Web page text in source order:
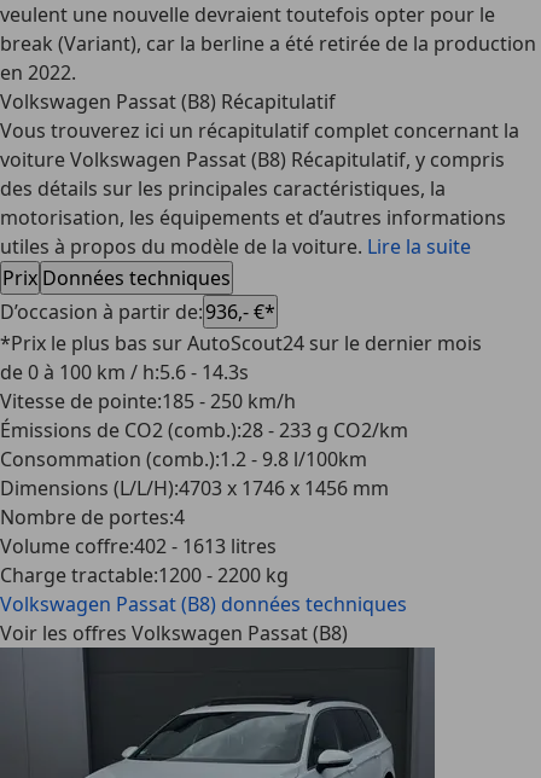
veulent une nouvelle devraient toutefois opter pour le
break (Variant), car la berline a été retirée de la production
en 2022.
Volkswagen Passat (B8) Récapitulatif
Vous trouverez ici un récapitulatif complet concernant la
voiture Volkswagen Passat (B8) Récapitulatif, y compris
des détails sur les principales caractéristiques, la
motorisation, les équipements et d’autres informations
utiles à propos du modèle de la voiture. Lire la suite
Prix Données techniques
D’occasion à partir de:936,- €*
*Prix le plus bas sur AutoScout24 sur le dernier mois
de 0 à 100 km / h:5.6 - 14.3s
Vitesse de pointe:185 - 250 km/h
Émissions de CO2 (comb.):28 - 233 g CO2/km
Consommation (comb.):1.2 - 9.8 l/100km
Dimensions (L/L/H):4703 x 1746 x 1456 mm
Nombre de portes:4
Volume coffre:402 - 1613 litres
Charge tractable:1200 - 2200 kg
Volkswagen Passat (B8) données techniques
Voir les offres Volkswagen Passat (B8)